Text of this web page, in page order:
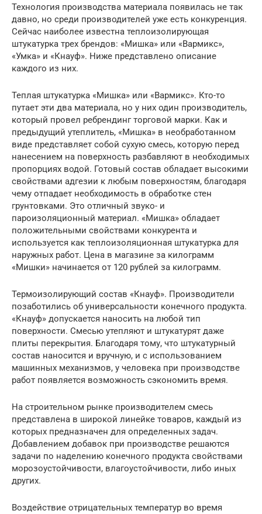
Технология производства материала появилась не так
давно, но среди производителей уже есть конкуренция.
Сейчас наиболее известна теплоизолирующая
штукатурка трех брендов: «Мишка» или «Вармикс»,
«Умка» и «Кнауф». Ниже представлено описание
каждого из них.
Теплая штукатурка «Мишка» или «Вармикс». Кто-то
путает эти два материала, но у них один производитель,
который провел ребрендинг торговой марки. Как и
предыдущий утеплитель, «Мишка» в необработанном
виде представляет собой сухую смесь, которую перед
нанесением на поверхность разбавляют в необходимых
пропорциях водой. Готовый состав обладает высокими
свойствами адгезии к любым поверхностям, благодаря
чему отпадает необходимость в обработке стен
грунтовками. Это отличный звуко- и
пароизоляционный материал. «Мишка» обладает
положительными свойствами конкурента и
используется как теплоизоляционная штукатурка для
наружных работ. Цена в магазине за килограмм
«Мишки» начинается от 120 рублей за килограмм.
Термоизолирующий состав «Кнауф». Производители
позаботились об универсальности конечного продукта.
«Кнауф» допускается наносить на любой тип
поверхности. Смесью утепляют и штукатурят даже
плиты перекрытия. Благодаря тому, что штукатурный
состав наносится и вручную, и с использованием
машинных механизмов, у человека при производстве
работ появляется возможность сэкономить время.
На строительном рынке производителем смесь
представлена в широкой линейке товаров, каждый из
которых предназначен для определенных задач.
Добавлением добавок при производстве решаются
задачи по наделению конечного продукта свойствами
морозоустойчивости, влагоустойчивости, либо иных
других.
Воздействие отрицательных температур во время